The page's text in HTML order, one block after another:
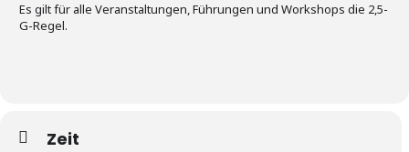
Es gilt für alle Veranstaltungen, Führungen und Workshops die 2,5-
G-Regel.
Zeit